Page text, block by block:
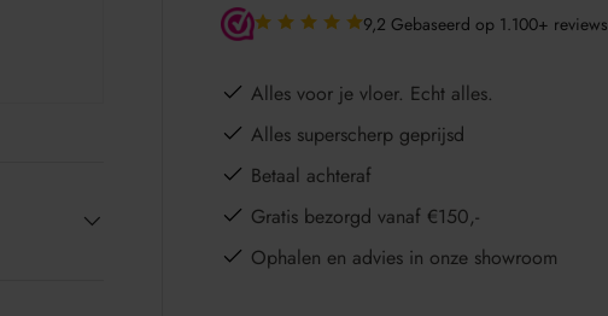
9,2 Gebaseerd op 1.100+ reviews
Alles voor je vloer. Echt alles.
Alles superscherp geprijsd
Betaal achteraf
Gratis bezorgd vanaf €150,-
Ophalen en advies in onze showroom